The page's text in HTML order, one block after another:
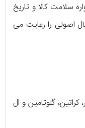
سلامت کالا و تاریخ
اصولی را رعایت می
گلوتامین و ال